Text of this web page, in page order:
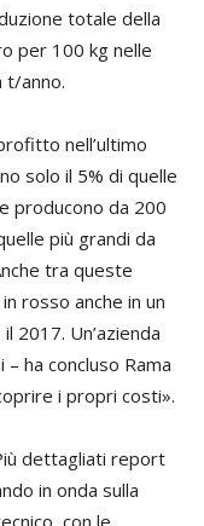
totale della
per 100 kg nelle
t/anno.
nell’ultimo
solo il 5% di quelle
producono da 200
più grandi da
tra queste
rosso anche in un
2017. Un’azienda
ha concluso Rama
i propri costi».
dettagliati report
in onda sulla
con le